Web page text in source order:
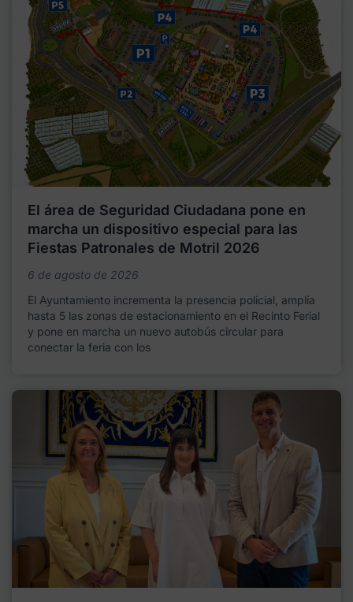
El área de Seguridad Ciudadana pone en
marcha un dispositivo especial para las
Fiestas Patronales de Motril 2026
6 de agosto de 2026
El Ayuntamiento incrementa la presencia policial, amplía
hasta 5 las zonas de estacionamiento en el Recinto Ferial
y pone en marcha un nuevo autobús circular para
conectar la feria con los